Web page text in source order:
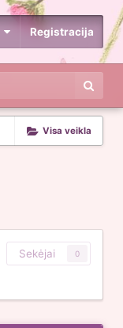
Registracija
Visa veikla
Sekėjai 0